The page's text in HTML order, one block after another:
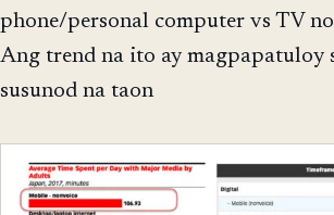
phone/personal computer vs TV
Ang trend na ito ay magpapatuloy
susunod na taon